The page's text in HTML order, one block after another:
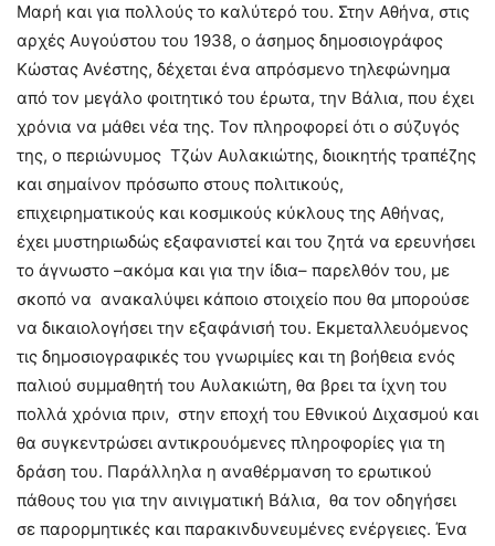
Μαρή και για πολλούς το καλύτερό του. Στην Αθήνα, στις
αρχές Αυγούστου του 1938, ο άσημος δημοσιογράφος
Κώστας Ανέστης, δέχεται ένα απρόσμενο τηλεφώνημα
από τον μεγάλο φοιτητικό του έρωτα, την Βάλια, που έχει
χρόνια να μάθει νέα της. Τον πληροφορεί ότι ο σύζυγός
της, ο περιώνυμος Τζών Αυλακιώτης, διοικητής τραπέζης
και σημαίνον πρόσωπο στους πολιτικούς,
επιχειρηματικούς και κοσμικούς κύκλους της Αθήνας,
έχει μυστηριωδώς εξαφανιστεί και του ζητά να ερευνήσει
το άγνωστο –ακόμα και για την ίδια– παρελθόν του, με
σκοπό να ανακαλύψει κάποιο στοιχείο που θα μπορούσε
να δικαιολογήσει την εξαφάνισή του. Εκμεταλλευόμενος
τις δημοσιογραφικές του γνωριμίες και τη βοήθεια ενός
παλιού συμμαθητή του Αυλακιώτη, θα βρει τα ίχνη του
πολλά χρόνια πριν, στην εποχή του Εθνικού Διχασμού και
θα συγκεντρώσει αντικρουόμενες πληροφορίες για τη
δράση του. Παράλληλα η αναθέρμανση το ερωτικού
πάθους του για την αινιγματική Βάλια, θα τον οδηγήσει
σε παρορμητικές και παρακινδυνευμένες ενέργειες. Ένα